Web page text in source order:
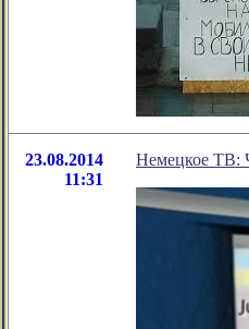
23.08.2014
11:31
Немецкое ТВ: